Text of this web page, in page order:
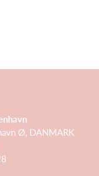
Ø, DANMARK